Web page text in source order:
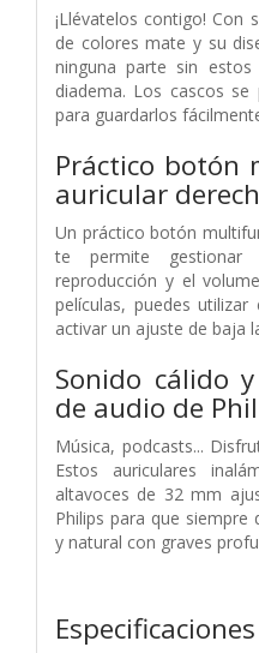
¡Llévatelos contigo! Con
de colores mate y su
ninguna parte sin estos
diadema. Los cascos
para guardarlos
Práctico botón
auricular
Un práctico botón
te permite
reproducción y el
películas, puedes
activar un ajuste de baja
Sonido cálido
de audio de
Música, podcasts...
Estos auriculares
altavoces de 32 mm
Philips para que
y natural con graves